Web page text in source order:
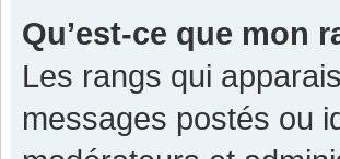
Qu’est-ce que mon
Les rangs qui
messages postés ou